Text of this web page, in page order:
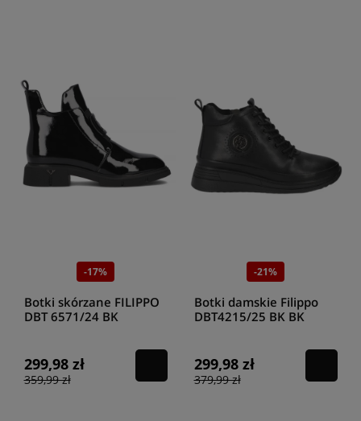
-17%
Botki skórzane FILIPPO
DBT 6571/24 BK
299,98 zł
359,99 zł
-21%
Botki damskie Filippo
DBT4215/25 BK BK
299,98 zł
379,99 zł